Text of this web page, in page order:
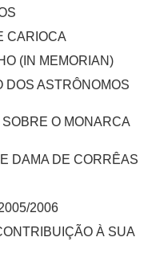
CARIOCA
(IN MEMORIAN)
DOS ASTRÔNOMOS
O MONARCA
DAMA DE CORRÊAS
2006
À SUA